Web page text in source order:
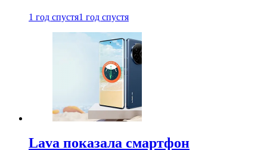
1 год спустя1 год спустя
Lava показала смартфон